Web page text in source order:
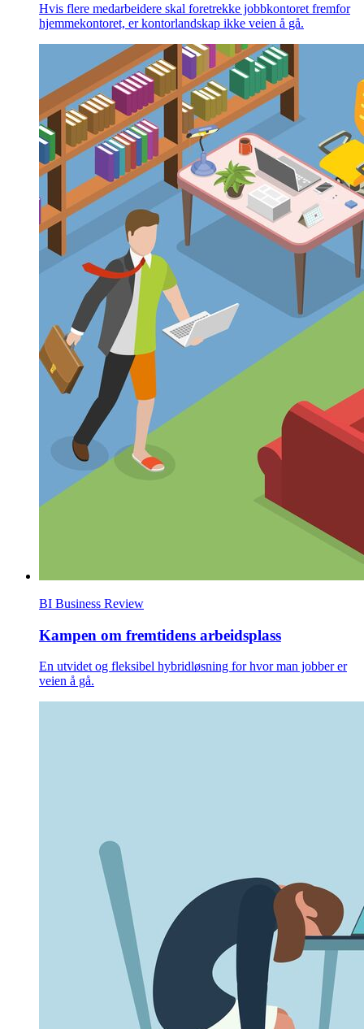
Hvis flere medarbeidere skal foretrekke jobbkontoret fremfor
hjemmekontoret, er kontorlandskap ikke veien å gå.
BI Business Review
Kampen om fremtidens arbeidsplass
En utvidet og fleksibel hybridløsning for hvor man jobber er
veien å gå.